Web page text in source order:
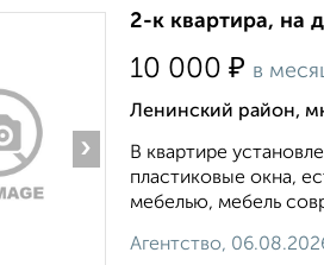
›
2-к квартира, на
10 000 ₽ в
Ленинский район,
В квартире
пластиковые окна,
мебелью, мебель
Агентство,